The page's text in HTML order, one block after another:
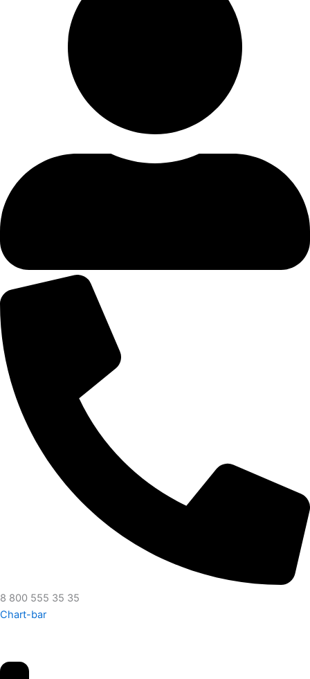
8 800 555 35 35
Chart-bar